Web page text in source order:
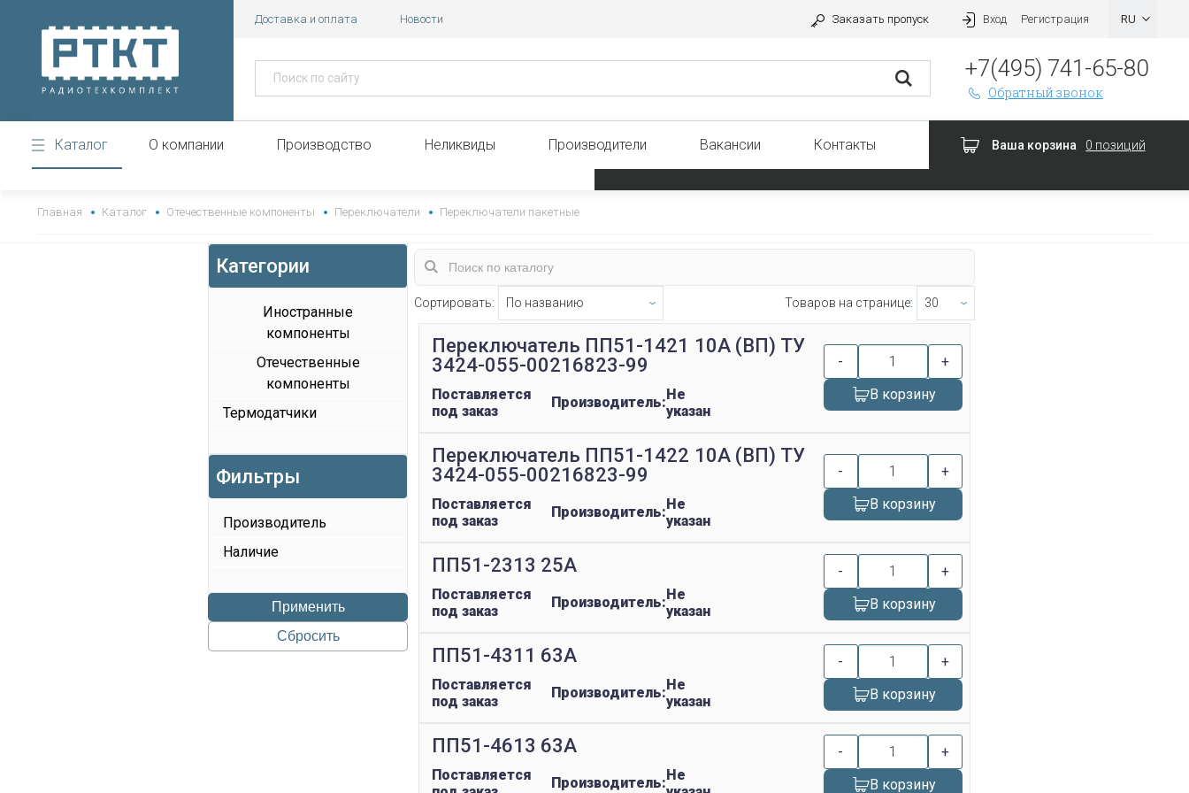
Доставка и оплата Новости Заказать пропуск Вход Регистрация
+7(495) 741-65-80
Обратный звонок
Каталог О компании Производство Неликвиды Производители Вакансии Контакты Ваша корзина 0 позиций
Главная Каталог Отечественные компоненты Переключатели Переключатели пакетные
Категории
Иностранные
компоненты
Отечественные
компоненты
Термодатчики
Фильтры
Производитель
Наличие
Применить
Сбросить
Сортировать: Товаров на странице:
Переключатель ПП51-1421 10А (ВП) ТУ
3424-055-00216823-99
Поставляется
под заказ
Производитель:Не
указан
-
+
В корзину
Переключатель ПП51-1422 10А (ВП) ТУ
3424-055-00216823-99
Поставляется
под заказ
Производитель:Не
указан
-
+
В корзину
ПП51-2313 25А
Поставляется
под заказ
Производитель:Не
указан
-
+
В корзину
ПП51-4311 63А
Поставляется
под заказ
Производитель:Не
указан
-
+
В корзину
ПП51-4613 63А
Поставляется
Производитель:Не
-
+
В корзину